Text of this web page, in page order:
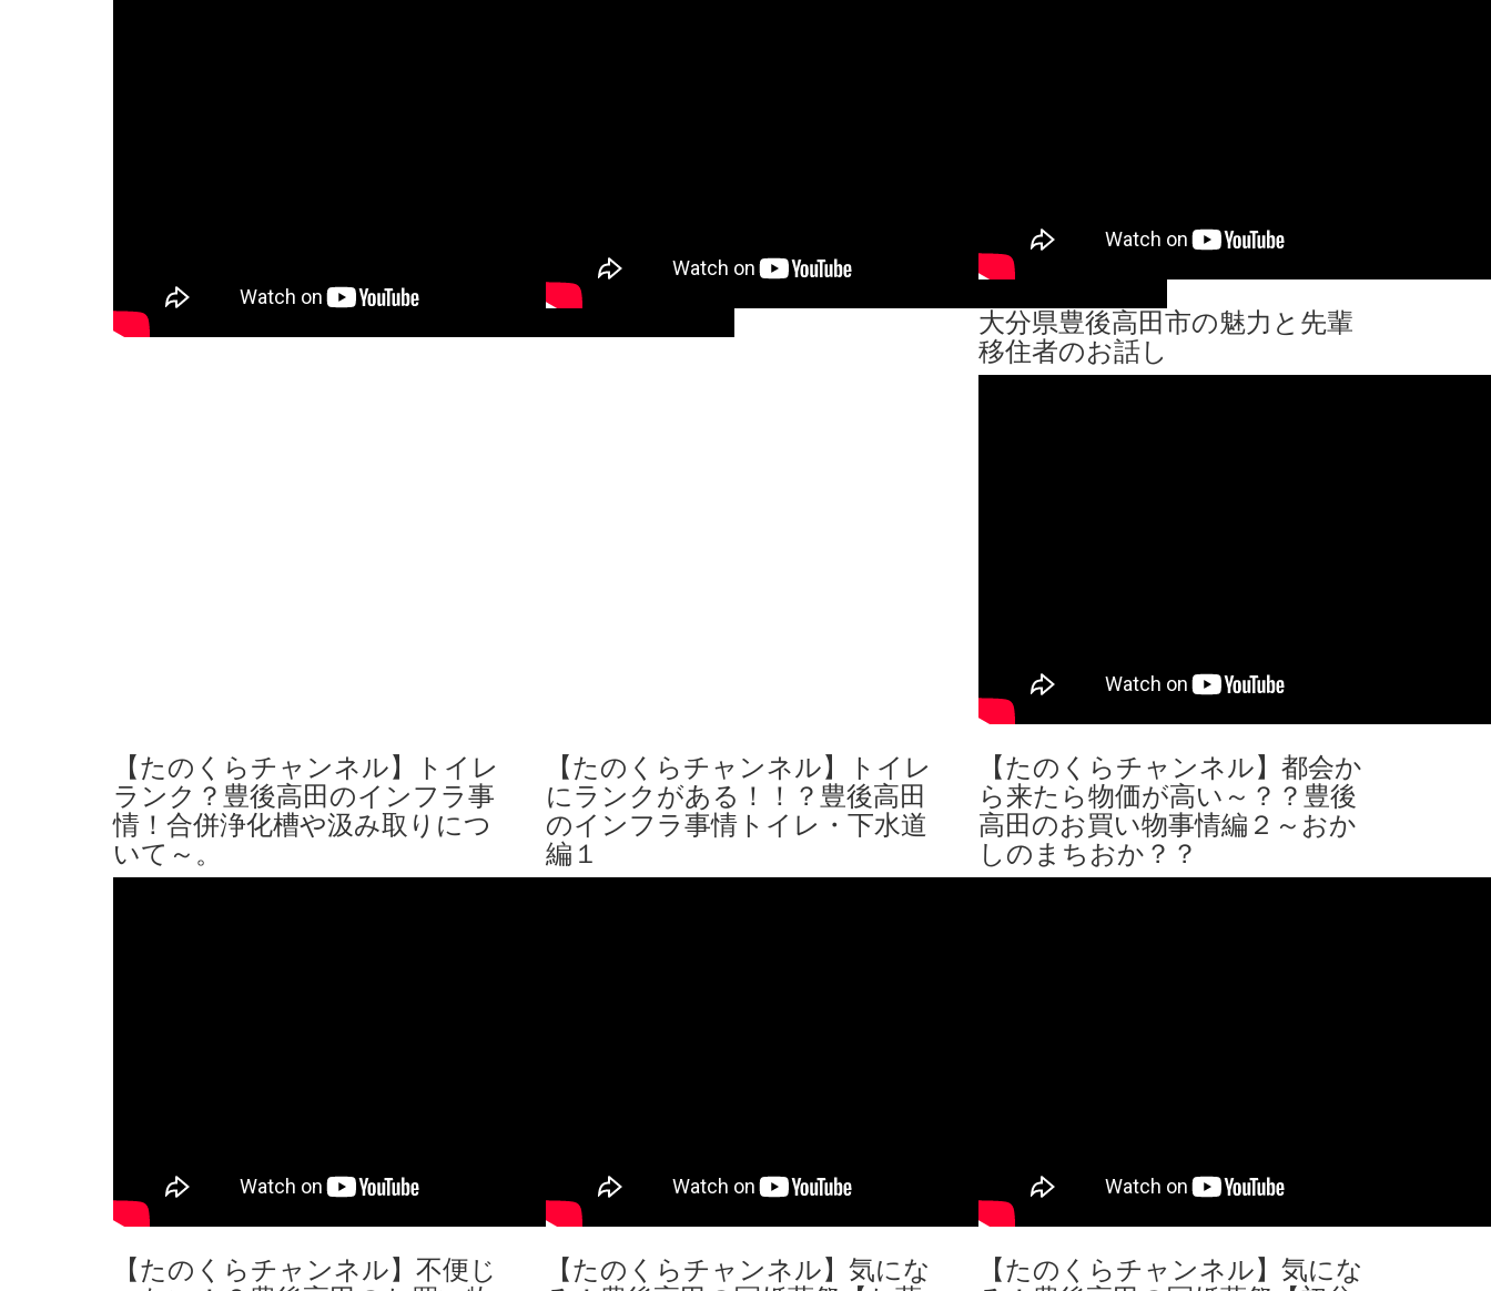
大分県豊後高田市の魅力と先輩
移住者のお話し
【たのくらチャンネル】トイレ
ランク？豊後高田のインフラ事
情！合併浄化槽や汲み取りにつ
いて～。
【たのくらチャンネル】トイレ
にランクがある！！？豊後高田
のインフラ事情トイレ・下水道
編１
【たのくらチャンネル】都会か
ら来たら物価が高い～？？豊後
高田のお買い物事情編２～おか
しのまちおか？？
【たのくらチャンネル】不便じ 【たのくらチャンネル】気にな 【たのくらチャンネル】気にな